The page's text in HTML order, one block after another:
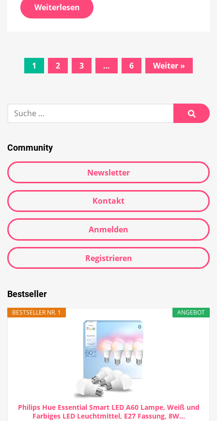
Weiterlesen
Beitrags-
Navigation
1 2 3 … 6 Weiter »
nach:
Suche
Community
Newsletter
Kontakt
Anmelden
Registrieren
Bestseller
ANGEBOT
BESTSELLER NR. 1
Philips Hue Essential Smart LED A60 Lampe, Weiß und
Farbiges LED Leuchtmittel, E27 Fassung, 8W...